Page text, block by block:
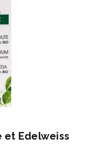
et Edelweiss